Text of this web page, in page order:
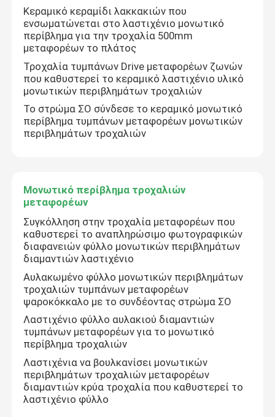
Κεραμικό κεραμίδι λακκακιών που
ενσωματώνεται στο λαστιχένιο μονωτικό
περίβλημα για την τροχαλία 500mm
μεταφορέων το πλάτος
Τροχαλία τυμπάνων Drive μεταφορέων ζωνών
που καθυστερεί το κεραμικό λαστιχένιο υλικό
μονωτικών περιβλημάτων τροχαλιών
Το στρώμα ΣΟ σύνδεσε το κεραμικό μονωτικό
περίβλημα τυμπάνων μεταφορέων μονωτικών
περιβλημάτων τροχαλιών
Μονωτικό περίβλημα τροχαλιών
μεταφορέων
Συγκόλληση στην τροχαλία μεταφορέων που
καθυστερεί το αναπληρώσιμο φωτογραφικών
διαφανειών φύλλο μονωτικών περιβλημάτων
διαμαντιών λαστιχένιο
Αυλακωμένο φύλλο μονωτικών περιβλημάτων
τροχαλιών τυμπάνων μεταφορέων
ψαροκόκκαλο με το συνδέοντας στρώμα ΣΟ
Λαστιχένιο φύλλο αυλακιού διαμαντιών
τυμπάνων μεταφορέων για το μονωτικό
περίβλημα τροχαλιών
Λαστιχένια να βουλκανίσει μονωτικών
περιβλημάτων τροχαλιών μεταφορέων
διαμαντιών κρύα τροχαλία που καθυστερεί το
λαστιχένιο φύλλο